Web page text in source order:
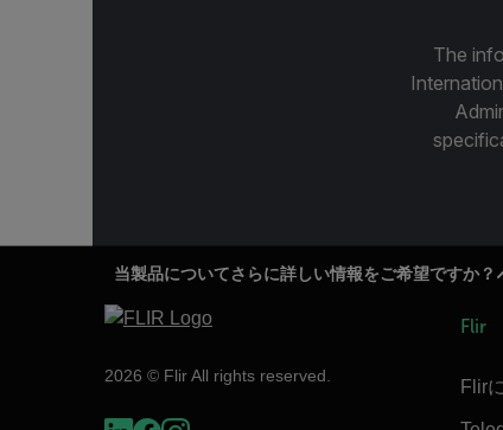
The
当製品についてさらに詳しい情報をご希望ですか？
2026 © Flir All rights reserved.
Flir
Flir